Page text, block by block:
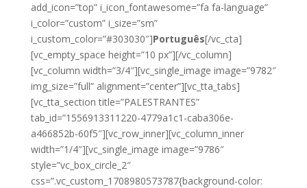
add_icon=”top” i_icon_fontawesome=”fa fa-language”
i_color=”custom” i_size=”sm”
i_custom_color=”#303030″]Português[/vc_cta]
[vc_empty_space height=”10 px”][/vc_column]
[vc_column width=”3/4″][vc_single_image image=”9782″
img_size=”full” alignment=”center”][vc_tta_tabs]
[vc_tta_section title=”PALESTRANTES”
tab_id=”1556913311220-4779a1c1-caba306e-
a466852b-60f5″][vc_row_inner][vc_column_inner
width=”1/4″][vc_single_image image=”9786″
style=”vc_box_circle_2″
css=”.vc_custom_1708980573787{background-color: